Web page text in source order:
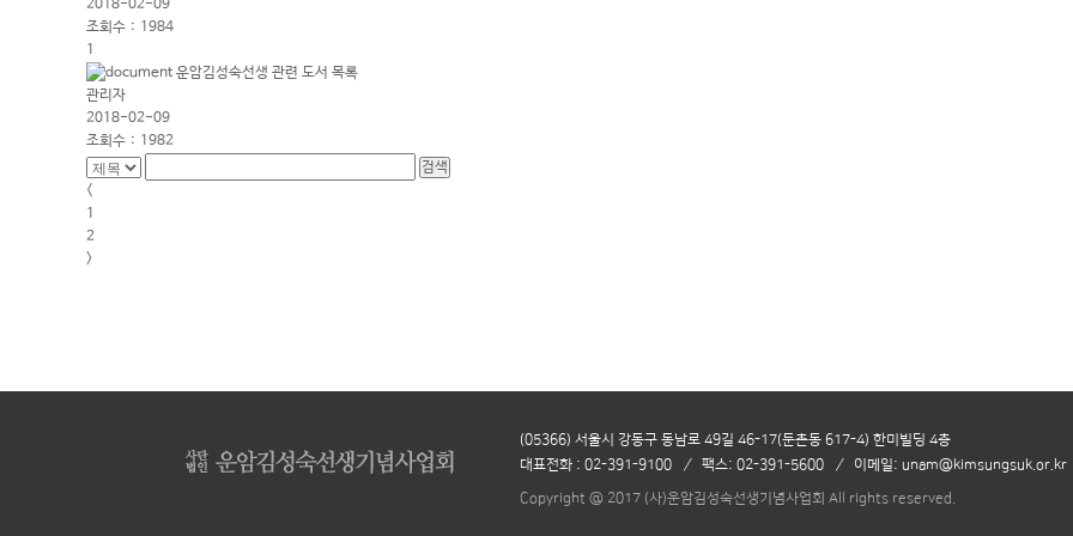
2018-02-09
조회수 : 1984
1
운암김성숙선생 관련 도서 목록
관리자
2018-02-09
조회수 : 1982
<
1
2
>
(05366) 서울시 강동구 동남로 49길 46-17(둔촌동 617-4) 한미빌딩 4층
대표전화 : 02-391-9100
/ 팩스: 02-391-5600 / 이메일: unam@kimsungsuk.or.kr
Copyright @ 2017 (사)운암김성숙선생기념사업회 All rights reserved.